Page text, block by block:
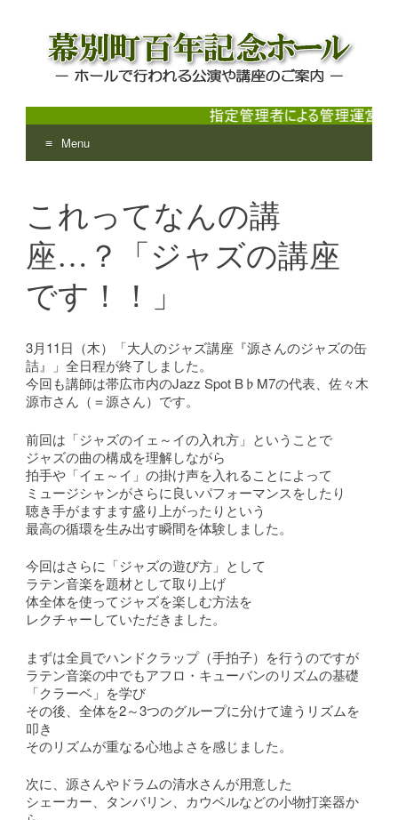
幕別町百年記念ホール
ホールで行われる公演や講座のご案内
Menu
content
これってなんの講
座…？「ジャズの講座
です！！」
3月11日（木）「大人のジャズ講座『源さんのジャズの缶
詰』」全日程が終了しました。
今回も講師は帯広市内のJazz Spot B♭M7の代表、佐々木
源市さん（＝源さん）です。
前回は「ジャズのイェ～イの入れ方」ということで
ジャズの曲の構成を理解しながら
拍手や「イェ～イ」の掛け声を入れることによって
ミュージシャンがさらに良いパフォーマンスをしたり
聴き手がますます盛り上がったりという
最高の循環を生み出す瞬間を体験しました。
今回はさらに「ジャズの遊び方」として
ラテン音楽を題材として取り上げ
体全体を使ってジャズを楽しむ方法を
レクチャーしていただきました。
まずは全員でハンドクラップ（手拍子）を行うのですが
ラテン音楽の中でもアフロ・キューバンのリズムの基礎
「クラーベ」を学び
その後、全体を2～3つのグループに分けて違うリズムを
叩き
そのリズムが重なる心地よさを感じました。
次に、源さんやドラムの清水さんが用意した
シェーカー、タンバリン、カウベルなどの小物打楽器か